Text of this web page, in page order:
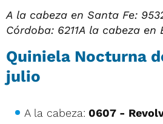
A la cabeza en Santa Fe:
Córdoba: 6211A la cabeza en
Quiniela Nocturna
julio
A la cabeza: 0607 -